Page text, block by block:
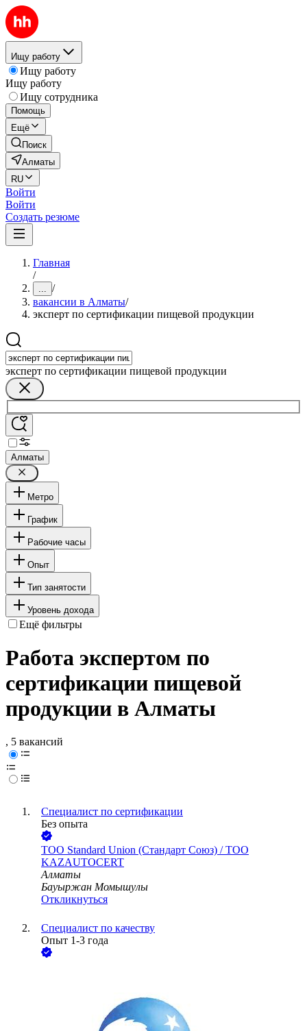
Ищу работу
Ищу работу
Ищу работу
Ищу сотрудника
Помощь
Ещё
Поиск
Алматы
RU
Войти
Войти
Создать резюме
Главная
/
... /
вакансии в Алматы/
эксперт по сертификации пищевой продукции
эксперт по сертификации пищевой продукции
Алматы
Метро
График
Рабочие часы
Опыт
Тип занятости
Уровень дохода
Ещё фильтры
Работа экспертом по
сертификации пищевой
продукции в Алматы
, 5 вакансий
Специалист по сертификации
Без опыта
ТОО Standard Union (Стандарт Союз) / ТОО
KAZAUTOCERT
Алматы
Бауыржан Момышулы
Откликнуться
Специалист по качеству
Опыт 1-3 года